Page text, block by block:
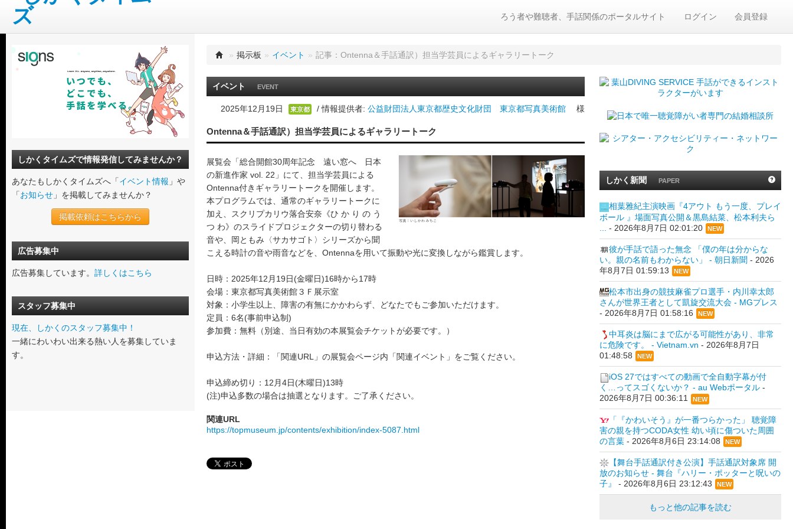
ログイン 会員登録
ろう者や難聴者、手話関係のポータルサイト
しかくタイムズで情報発信してみませんか？
あなたもしかくタイムズへ「イベント情報 」や
「お知らせ 」を掲載してみませんか？
掲載依頼はこちらから
広告募集中
広告募集しています。 詳しくはこちら
スタッフ募集中
現在、しかくのスタッフ募集中！
一緒にわいわい出来る熱い人を募集していま
す。
» 掲示板 » イベント » 記事：Ontenna＆手話通訳）担当学芸員によるギャラリートーク
イベント EVENT
2025年12月19日 東京都 / 情報提供者: 公益財団法人東京都歴史文化財団 東京都写真美術館 様
Ontenna＆手話通訳）担当学芸員によるギャラリートーク
展覧会「総合開館30周年記念 遠い窓へ 日本
の新進作家 vol. 22」にて、担当学芸員による
Ontenna付きギャラリートークを開催します。
本プログラムでは、通常のギャラリートークに
加え、スクリプカリウ落合安奈《ひ か り の う
つ わ》のスライドプロジェクターの切り替わる
音や、岡ともみ〈サカサゴト〉シリーズから聞
こえる時計の音や雨音などを、Ontennaを用いて振動や光に変換しながら鑑賞します。
日時：2025年12月19日(金曜日)16時から17時
会場：東京都写真美術館３Ｆ展示室
対象：小学生以上、障害の有無にかかわらず、どなたでもご参加いただけます。
定員：6名(事前申込制)
参加費：無料（別途、当日有効の本展覧会チケットが必要です。）
申込方法・詳細：「関連URL」の展覧会ページ内「関連イベント」をご覧ください。
申込締め切り：12月4日(木曜日)13時
(注)申込多数の場合は抽選となります。ご了承ください。
関連URL
https://topmuseum.jp/contents/exhibition/index-5087.html
しかく新聞 PAPER
相葉雅紀主演映画『4アウト もう一度、プレイ
ボール 』場面写真公開＆黒島結菜、松本利夫ら
- 2026年8月7日 02:01:20 NEW
彼が手話で語った無念 「僕の年は分からな
い。親の名前もわからない」 - 朝日新聞 - 2026
年8月7日 01:59:13
NEW
松本市出身の競技麻雀プロ選手・内川幸太郎
さんが世界王者として凱旋交流大会 - MGプレス
- 2026年8月7日 01:58:16 NEW
中耳炎は脳にまで広がる可能性があり、非常
に危険です。 - Vietnam.vn - 2026年8月7日
01:48:58
NEW
iOS 27ではすべての動画で全自動字幕が付
く…ってスゴくないか？ - au Webポータル-
2026年8月7日 00:36:11
NEW
「『かわいそう』が一番つらかった」 聴覚障
害の親を持つCODA女性 幼い頃に傷ついた周囲
の言葉- 2026年8月6日 23:14:08 NEW
【舞台手話通訳付き公演】手話通訳対象席 開
放のお知らせ - 舞台『ハリー・ポッターと呪いの
子』
- 2026年8月6日 23:12:43 NEW
もっと他の記事を読む